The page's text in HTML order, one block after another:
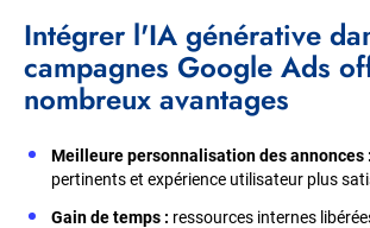
Intégrer l'IA générative
campagnes Google Ads
nombreux avantages
Meilleure personnalisation des annonces :
pertinents et expérience utilisateur plus
Gain de temps : ressources internes